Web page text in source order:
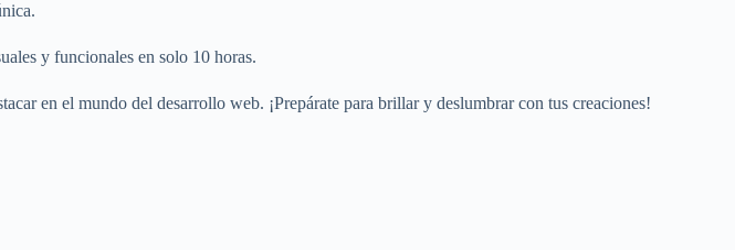
y funcionales en solo 10 horas.
en el mundo del desarrollo web. ¡Prepárate para brillar y deslumbrar con tus creaciones!